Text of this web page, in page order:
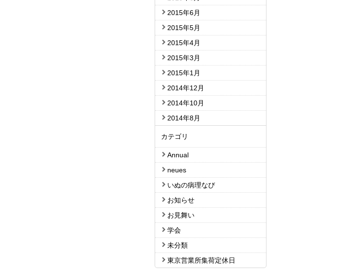
2015年6月
2015年5月
2015年4月
2015年3月
2015年1月
2014年12月
2014年10月
2014年8月
カテゴリ
Annual
neues
いぬの病理なび
お知らせ
お見舞い
学会
未分類
東京営業所集荷定休日